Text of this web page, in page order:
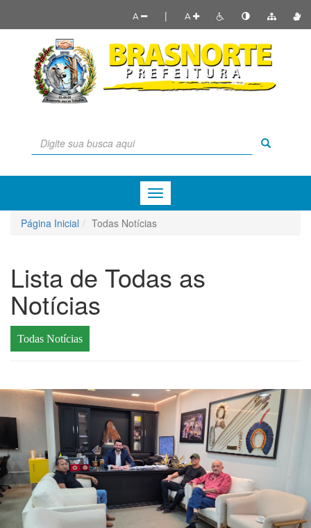
A | A
Menu
de
Navegação
Página Inicial Todas Notícias
Lista de Todas as
Notícias
Todas Notícias